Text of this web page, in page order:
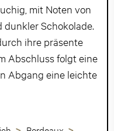
mit Noten von
Schokolade.
ihre präsente
Abschluss folgt eine
Abgang eine leichte